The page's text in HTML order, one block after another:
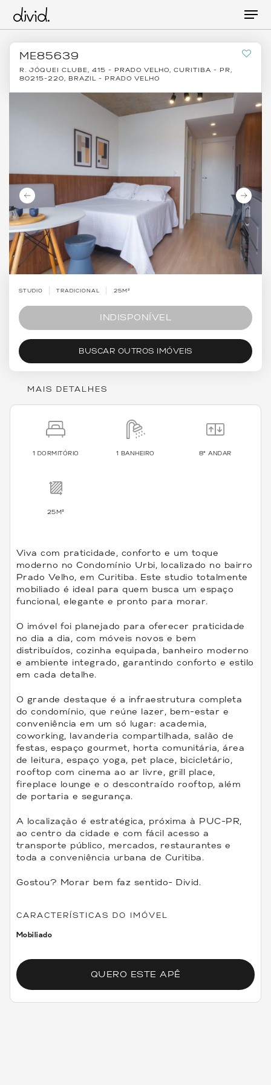
main
content
ME85639
R. JÓQUEI CLUBE, 415 - PRADO VELHO, CURITIBA - PR,
80215-220, BRAZIL - PRADO VELHO
STUDIO TRADICIONAL 25M²
INDISPONÍVEL
BUSCAR OUTROS IMÓVEIS
MAIS DETALHES
1 DORMITÓRIO 1 BANHEIRO 8º ANDAR
25M²
Viva com praticidade, conforto e um toque
moderno no Condomínio Urbi, localizado no bairro
Prado Velho, em Curitiba. Este studio totalmente
mobiliado é ideal para quem busca um espaço
funcional, elegante e pronto para morar.
O imóvel foi planejado para oferecer praticidade
no dia a dia, com móveis novos e bem
distribuídos, cozinha equipada, banheiro moderno
e ambiente integrado, garantindo conforto e estilo
em cada detalhe.
O grande destaque é a infraestrutura completa
do condomínio, que reúne lazer, bem-estar e
conveniência em um só lugar: academia,
coworking, lavanderia compartilhada, salão de
festas, espaço gourmet, horta comunitária, área
de leitura, espaço yoga, pet place, bicicletário,
rooftop com cinema ao ar livre, grill place,
fireplace lounge e o descontraído rooftop, além
de portaria e segurança.
A localização é estratégica, próxima à PUC-PR,
ao centro da cidade e com fácil acesso a
transporte público, mercados, restaurantes e
toda a conveniência urbana de Curitiba.
Gostou? Morar bem faz sentido- Divid.
CARACTERÍSTICAS DO IMÓVEL
Mobiliado
QUERO ESTE APÊ